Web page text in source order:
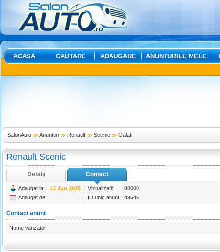
ACASA CAUTARE ADAUGARE ANUNTURILE MELE
SalonAuto Anunturi Renault Scenic Galaţi
Renault Scenic
Detalii Contact
Adaugat la: 12 Jun 2025 Vizualizari:
00000
Adaugat de:
ID unic anunt: 49545
Contact anunt
Nume vanzator